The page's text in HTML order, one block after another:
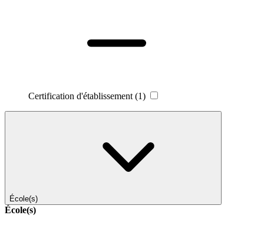
Certification d'établissement (1)
École(s)
École(s)